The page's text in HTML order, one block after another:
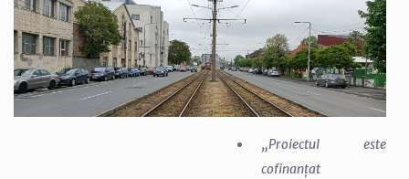
„Proiectul este
cofinanțat